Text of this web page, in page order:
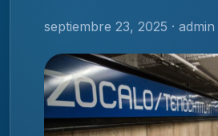
septiembre 23, 2025 · admin